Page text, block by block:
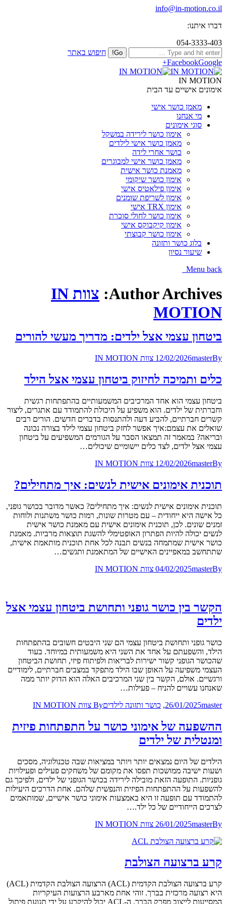
info@in-motion.co.il
דברו איתנו:
054-3333-403
חיפוש באתר
FacebookGoogle+
IN MOTION
אימונים אישיים עד הבית
מאמן כושר אישי
מי אנחנו
סוגי אימונים
אימון כושר לירידה במשקל
מאמן כושר אישי לילדים
כושר אחרי לידה
מאמן כושר אישי למבוגרים
מאמנת כושר אישית
אימון כושר שיקומי
אימון פילאטיס אישי
אימון לשריפת שומנים
אימון TRX אישי
אימון כושר לחולי סוכרת
אימון קיקבוקס אישי
אימון כושר קבוצתי
בלוג כושר ותזונה
שיעור נסיון
Menu back
Author Archives:
צוות IN
MOTION
ביטחון עצמי אצל ילדים: מדריך מעשי להורים
12/02/2026masterBy צוות IN MOTION
כלים ותמיכה לחיזוק ביטחון עצמי אצל הילד
ביטחון עצמי הוא אחד המרכיבים המשמעותיים בהתפתחות רגשית
וחברתית של ילדים. הוא משפיע על היכולת להתמודד עם אתגרים, ליצור
קשרים חברתיים, להביע דעה ולהתנסות בדברים חדשים. הורים רבים
שואלים את עצמם:איך אפשר לחזק ביטחון עצמי לילד בצורה נכונה
ובריאה? במאמר זה תמצאו הסבר על הגורמים המשפיעים על ביטחון
עצמי אצל ילדים, לצד כלים יישומיים שיכולים…
12/02/2026masterBy צוות IN MOTION
תוכנית אימונים אישית לנשים: איך מתחילים?
תוכנית אימונים אישית לנשים: איך מתחילים? כאשר מדובר בכושר גופני,
כל אישה היא ייחודית – עם מטרות שונות, רמות כושר משתנות ולוחות
זמנים שונים. לכן, תוכנית אימונים אישית עם מאמנת כושר אישית
לנשים יכולה להיות הפתרון האופטימלי להשגת תוצאות מרביות. מאמנת
כושר אישית שמתמחה בנשים תבנה לכל אחת תוכנית מותאמת אישית,
שתתחשב במאפיינים האישיים של המתאמנת ותגשים…
04/02/2025masterBy צוות IN MOTION
הקשר בין כושר גופני ותחושת ביטחון עצמי אצל
ילדים
כושר גופני ותחושת ביטחון עצמי הם שני היבטים חשובים בהתפתחות
הילד, והשפעתם על אחד את השני היא משמעותית במיוחד. בעוד
שהכושר הגופני קשור ישירות לבריאות ולפיתוח פיזי, תחושת הביטחון
העצמי משפיעה על האופן שבו הילד מתפקד במצבים חברתיים, לימודיים
ורגשיים. אולם, הקשר בין שני המרכיבים האלה הוא הדוק יותר ממה
שאנחנו עשויים להניח – פעילות…
26/01/2025master
, כושר ותזונה לילדיםBy צוות IN MOTION
ההשפעה של אימוני כושר על התפתחות פיזית
ומנטלית של ילדים
הילדים של היום נמצאים יותר ויותר במציאות שבה טכנולוגיה, מסכים
ושעות ישיבה ממושכות תפסו את מקומם של משחקים פעילים ופעילויות
גופניות. התופעה הזאת מובילה לירידה בכושר הגופני של ילדים, ולפיכך גם
להשפעות על ההתפתחות הפיזית והנפשית שלהם. אחת הדרכים היעילות
להתמודד עם תופעה זו היא באמצעות אימוני כושר אישיים, שמותאמים
לצרכים הייחודיים של כל ילד.…
26/01/2025masterBy צוות IN MOTION
קרע ברצועה הצולבת
קרע ברצועה הצולבת הקדמית (ACL) הרצועה הצולבת הקדמית (ACL)
היא רצועה מרכזית בברך. זוהי אחת מארבע הרצועות העיקריות
המסייעות לייצוב מפרק הברך. ה-ACL יכול להיקרע על ידי תנועת פיתול